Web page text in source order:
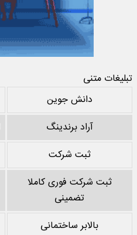
تبلیغات متنی
دانش جوین
آراد برندینگ
ثبت شرکت
ثبت شرکت فوری کاملا
تضمینی
بالابر ساختمانی